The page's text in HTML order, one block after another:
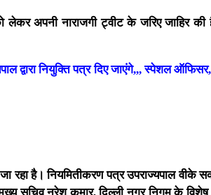
लेकर अपनी नाराजगी ट्वीट के जरिए जाहिर
द्वारा नियुक्ति पत्र दिए जाएंगे,,, स्पेशल
है। नियमितीकरण पत्र उपराज्यपाल वीके
सचिव नरेश कुमार, दिल्ली नगर निगम के विशेष